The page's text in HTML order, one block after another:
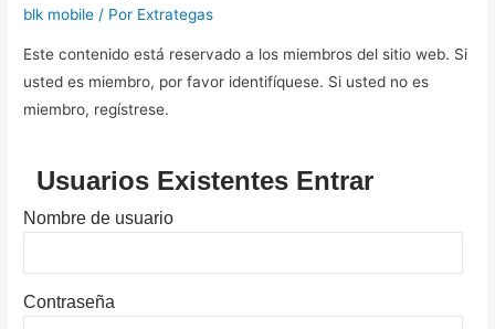
blk mobile / Por Extrategas
Este contenido está reservado a los miembros del sitio web. Si
usted es miembro, por favor identifíquese. Si usted no es
miembro, regístrese.
Usuarios Existentes Entrar
Nombre de usuario
Contraseña